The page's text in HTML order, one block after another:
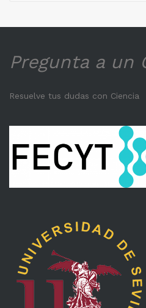
Pregunta a un
Resuelve tus dudas con Ciencia